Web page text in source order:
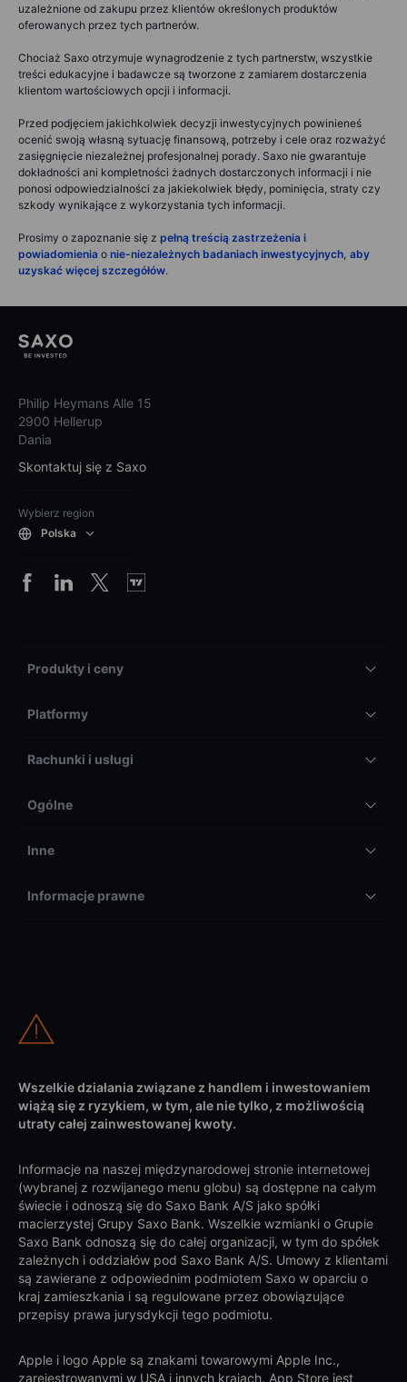
uzależnione od zakupu przez klientów określonych produktów
oferowanych przez tych partnerów.
Chociaż Saxo otrzymuje wynagrodzenie z tych partnerstw, wszystkie
treści edukacyjne i badawcze są tworzone z zamiarem dostarczenia
klientom wartościowych opcji i informacji.
Przed podjęciem jakichkolwiek decyzji inwestycyjnych powinieneś
ocenić swoją własną sytuację finansową, potrzeby i cele oraz rozważyć
zasięgnięcie niezależnej profesjonalnej porady. Saxo nie gwarantuje
dokładności ani kompletności żadnych dostarczonych informacji i nie
ponosi odpowiedzialności za jakiekolwiek błędy, pominięcia, straty czy
szkody wynikające z wykorzystania tych informacji.
Prosimy o zapoznanie się z pełną treścią zastrzeżenia i
powiadomienia o nie-niezależnych badaniach inwestycyjnych, aby
uzyskać więcej szczegółów.
Philip Heymans Alle 15
2900 Hellerup
Dania
Skontaktuj się z Saxo
Wybierz region
Polska
Produkty i ceny
Platformy
Rachunki i usługi
Ogólne
Inne
Informacje prawne
Wszelkie działania związane z handlem i inwestowaniem
wiążą się z ryzykiem, w tym, ale nie tylko, z możliwością
utraty całej zainwestowanej kwoty.
Informacje na naszej międzynarodowej stronie internetowej
(wybranej z rozwijanego menu globu) są dostępne na całym
świecie i odnoszą się do Saxo Bank A/S jako spółki
macierzystej Grupy Saxo Bank. Wszelkie wzmianki o Grupie
Saxo Bank odnoszą się do całej organizacji, w tym do spółek
zależnych i oddziałów pod Saxo Bank A/S. Umowy z klientami
są zawierane z odpowiednim podmiotem Saxo w oparciu o
kraj zamieszkania i są regulowane przez obowiązujące
przepisy prawa jurysdykcji tego podmiotu.
Apple i logo Apple są znakami towarowymi Apple Inc.,
zarejestrowanymi w USA i innych krajach. App Store jest